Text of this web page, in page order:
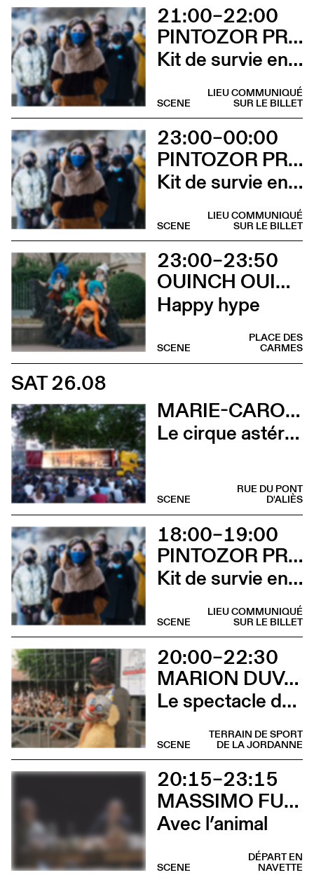
21:00–22:00
PINTOZOR PROD. ET MARION THOMAS
Kit de survie en territoire masculiniste
LIEU COMMUNIQUÉ
SUR LE BILLET
SCENE
23:00–00:00
PINTOZOR PROD. ET MARION THOMAS
Kit de survie en territoire masculiniste
LIEU COMMUNIQUÉ
SUR LE BILLET
SCENE
23:00–23:50
OUINCH OUINCH X MULAH
Happy hype
PLACE DES
CARMES
SCENE
SAT 26.08
MARIE-CAROLINE HOMINAL
Le cirque astéroïde
RUE DU PONT
D'ALIÈS
SCENE
18:00–19:00
PINTOZOR PROD. ET MARION THOMAS
Kit de survie en territoire masculiniste
LIEU COMMUNIQUÉ
SUR LE BILLET
SCENE
20:00–22:30
MARION DUVAL - CIE CHRIS CADILLAC
Le spectacle de merde
TERRAIN DE SPORT
DE LA JORDANNE
SCENE
20:15–23:15
MASSIMO FURLAN ET CLAIRE DE RIBAUPIERRE
Avec l’animal
DÉPART EN
NAVETTE
SCENE